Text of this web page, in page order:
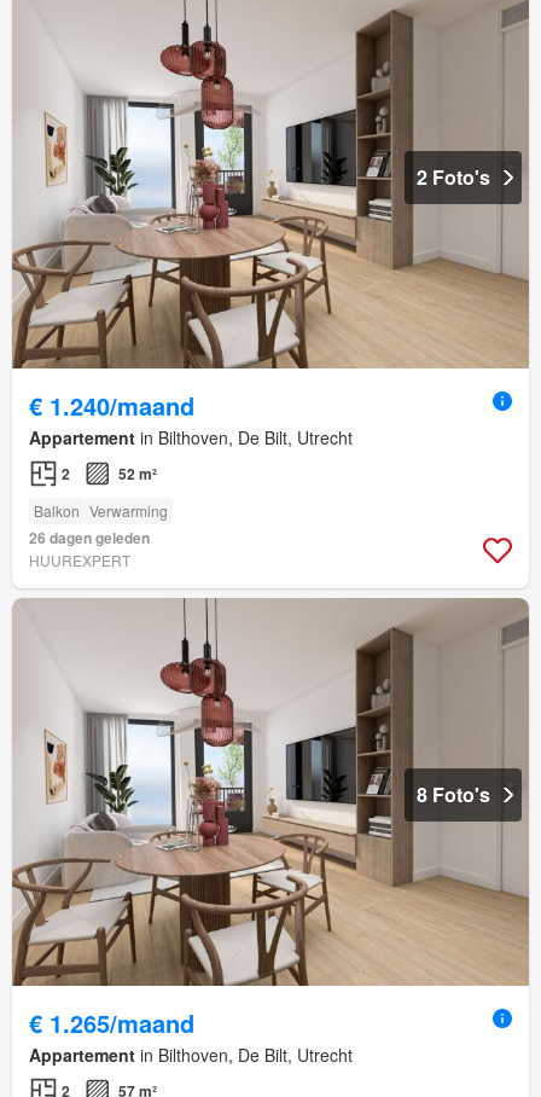
2 Foto's
€ 1.240/maand
Appartement in Bilthoven, De Bilt, Utrecht
2 52 m²
Balkon Verwarming
26 dagen geleden
HUUREXPERT
8 Foto's
€ 1.265/maand
Appartement in Bilthoven, De Bilt, Utrecht
2 57 m²